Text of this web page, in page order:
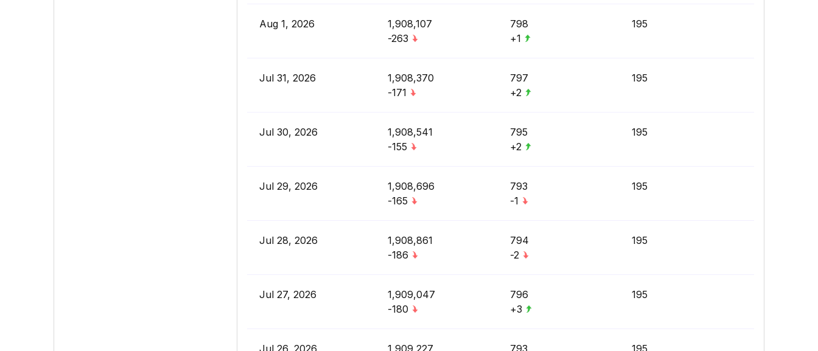
Aug 1, 2026
1,908,107
-263
798
+1
195
Jul 31, 2026
1,908,370
-171
797
+2
195
Jul 30, 2026
1,908,541
-155
795
+2
195
Jul 29, 2026
1,908,696
-165
793
-1
195
Jul 28, 2026
1,908,861
-186
794
-2
195
Jul 27, 2026
1,909,047
-180
796
+3
195
Jul 26, 2026 1,909,227 793 195